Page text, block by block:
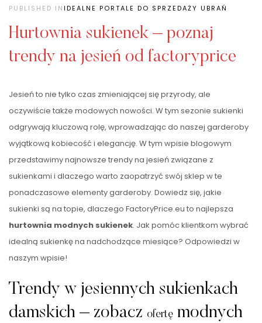
PUBLISHED INIDEALNE PORTALE DO SPRZEDAŻY UBRAŃ
Hurtownia sukienek – poznaj
trendy na jesień od factoryprice
Jesień to nie tylko czas zmieniającej się przyrody, ale
oczywiście także modowych nowości. W tym sezonie sukienki
odgrywają kluczową rolę, wprowadzając do naszej garderoby
wyjątkową kobiecość i elegancję. W tym wpisie blogowym
przedstawimy najnowsze trendy na jesień związane z
sukienkami i dlaczego warto zaopatrzyć swój sklep w te
ponadczasowe elementy garderoby. Dowiedz się, jakie
sukienki są na topie, dlaczego FactoryPrice.eu to najlepsza
hurtownia modnych sukienek. Jak pomóc klientkom wybrać
idealną sukienkę na nadchodzące miesiące? Odpowiedzi w
naszym wpisie!
Trendy w jesiennych sukienkach
damskich – zobacz ofertę modnych